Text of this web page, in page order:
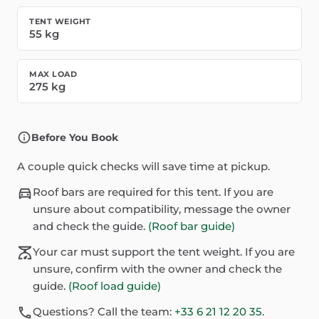
TENT WEIGHT
55 kg
MAX LOAD
275 kg
Before You Book
A couple quick checks will save time at pickup.
Roof bars are required for this tent. If you are
unsure about compatibility, message the owner
and check the guide. (Roof bar guide)
Your car must support the tent weight. If you are
unsure, confirm with the owner and check the
guide. (Roof load guide)
Questions? Call the team: +33 6 21 12 20 35.